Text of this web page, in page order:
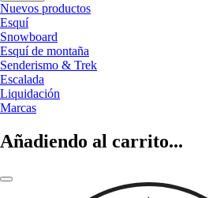
Nuevos productos
Esquí
Snowboard
Esquí de montaña
Senderismo & Trek
Escalada
Liquidación
Marcas
Añadiendo al carrito...